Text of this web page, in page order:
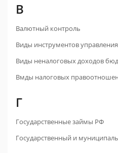
В
Валютный контроль
Виды инструментов
Виды неналоговых доходов
Вмды налоговых
Г
Государственные займы РФ
Государственный и